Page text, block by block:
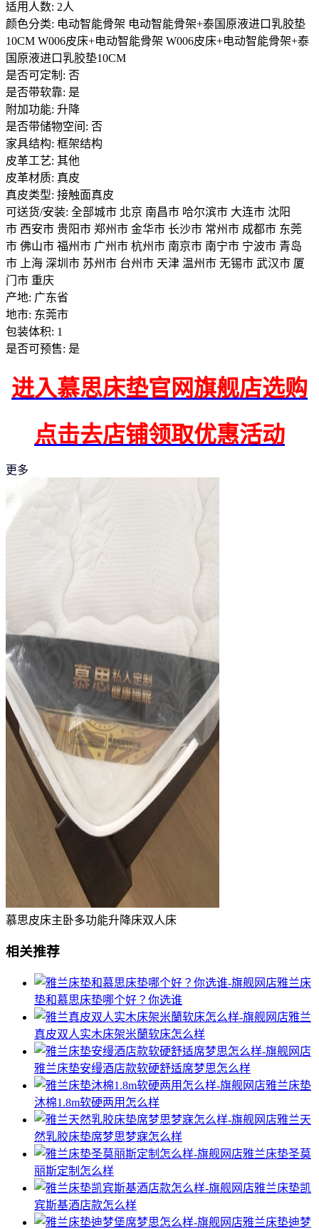
适用人数: 2人
颜色分类: 电动智能骨架 电动智能骨架+泰国原液进口乳胶垫
10CM W006皮床+电动智能骨架 W006皮床+电动智能骨架+泰
国原液进口乳胶垫10CM
是否可定制: 否
是否带软靠: 是
附加功能: 升降
是否带储物空间: 否
家具结构: 框架结构
皮革工艺: 其他
皮革材质: 真皮
真皮类型: 接触面真皮
可送货/安装: 全部城市 北京 南昌市 哈尔滨市 大连市 沈阳
市 西安市 贵阳市 郑州市 金华市 长沙市 常州市 成都市 东莞
市 佛山市 福州市 广州市 杭州市 南京市 南宁市 宁波市 青岛
市 上海 深圳市 苏州市 台州市 天津 温州市 无锡市 武汉市 厦
门市 重庆
产地: 广东省
地市: 东莞市
包装体积: 1
是否可预售: 是
进入慕思床垫官网旗舰店选购
点击去店铺领取优惠活动
更多
慕思皮床主卧多功能升降床双人床
相关推荐
雅兰床
垫和慕思床垫哪个好？你选谁
雅兰
真皮双人实木床架米蘭软床怎么样
雅兰床垫安缦酒店款软硬舒适席梦思怎么样
雅兰床垫
沐棉1.8m软硬两用怎么样
雅兰天
然乳胶床垫席梦思梦寐怎么样
雅兰床垫圣莫
丽斯定制怎么样
雅兰床垫凯
宾斯基酒店款怎么样
雅兰床垫迪梦